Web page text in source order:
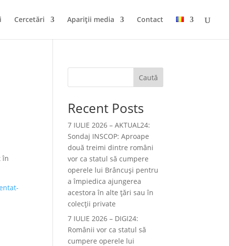
Cercetări Apariții media Contact
în
Caută
Recent Posts
7 IULIE 2026 – AKTUAL24:
Sondaj INSCOP: Aproape
două treimi dintre români
vor ca statul să cumpere
operele lui Brâncuşi pentru
a împiedica ajungerea
acestora în alte ţări sau în
colecţii private
7 IULIE 2026 – DIGI24:
Românii vor ca statul să
cumpere operele lui